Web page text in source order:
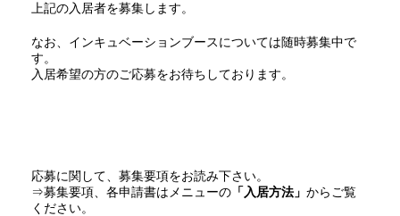
上記の入居者を募集します。
なお、インキュベーションブースについては随時募集中で
す。
入居希望の方のご応募をお待ちしております。
応募に関して、募集要項をお読み下さい。
⇒募集要項、各申請書はメニューの 「入居方法」からご覧
ください。